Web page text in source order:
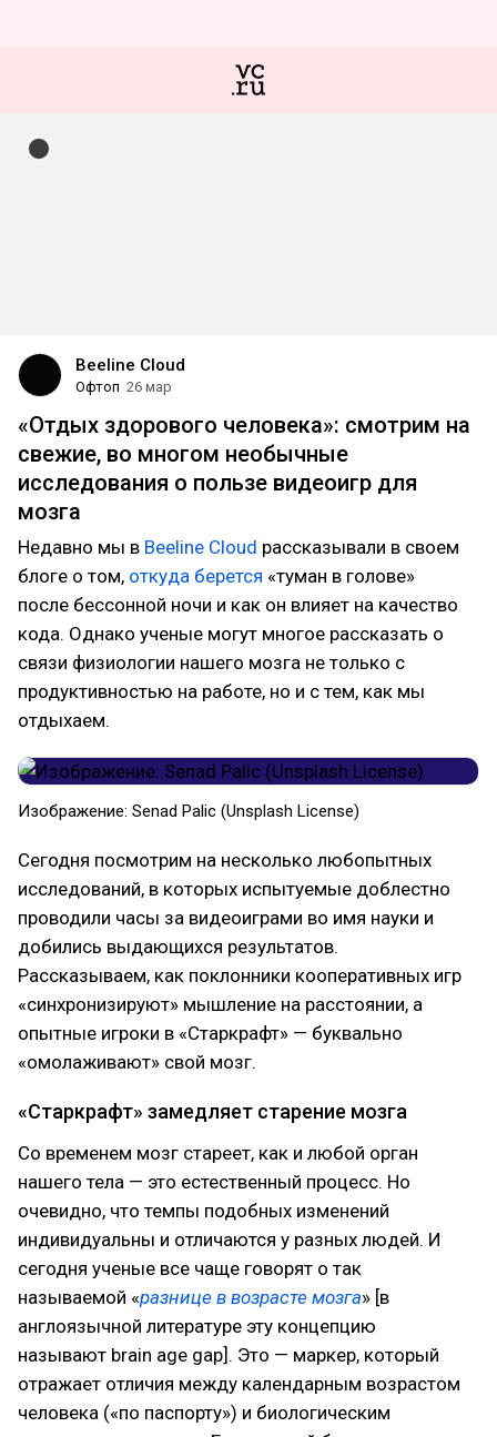
Beeline Cloud
Офтоп 26 мар
«Отдых здорового человека»: смотрим на
свежие, во многом необычные
исследования о пользе видеоигр для
мозга
Недавно мы в Beeline Cloud рассказывали в своем
блоге о том, откуда берется «туман в голове»
после бессонной ночи и как он влияет на качество
кода. Однако ученые могут многое рассказать о
связи физиологии нашего мозга не только с
продуктивностью на работе, но и с тем, как мы
отдыхаем.
Изображение: Senad Palic (Unsplash License)
Сегодня посмотрим на несколько любопытных
исследований, в которых испытуемые доблестно
проводили часы за видеоиграми во имя науки и
добились выдающихся результатов.
Рассказываем, как поклонники кооперативных игр
«синхронизируют» мышление на расстоянии, а
опытные игроки в «Старкрафт» — буквально
«омолаживают» свой мозг.
«Старкрафт» замедляет старение мозга
Со временем мозг стареет, как и любой орган
нашего тела — это естественный процесс. Но
очевидно, что темпы подобных изменений
индивидуальны и отличаются у разных людей. И
сегодня ученые все чаще говорят о так
называемой «разнице в возрасте мозга» [в
англоязычной литературе эту концепцию
называют brain age gap]. Это — маркер, который
отражает отличия между календарным возрастом
человека («по паспорту») и биологическим